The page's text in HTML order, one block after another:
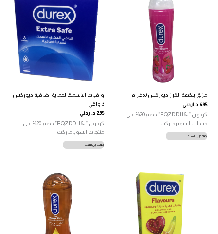
مزلق بنكهة الكرز ديوركس 50غرام
6.95 د.اردني
كوبون “RQZDDH6J” خصم 20% على
منتجات السوبرماركت
إضافة إلى السلة
واقيات الاسمك لحماية اضافية ديوركس
3 واقي
2.95 د.اردني
كوبون “RQZDDH6J” خصم 20% على
منتجات السوبرماركت
إضافة إلى السلة